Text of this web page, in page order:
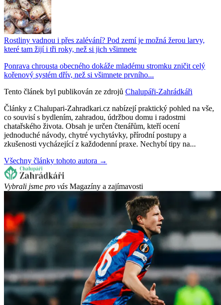
Rostliny vadnou i přes zalévání? Pod zemí je možná žerou larvy,
které tam žijí i tři roky, než si jich všimnete
Ponrava chrousta obecného dokáže mladému stromku zničit celý
kořenový systém dřív, než si všimnete prvního...
Tento článek byl publikován ze zdrojů Chalupáři-Zahrádkáři
Články z Chalupari-Zahradkari.cz nabízejí praktický pohled na vše,
co souvisí s bydlením, zahradou, údržbou domu i radostmi
chatařského života. Obsah je určen čtenářům, kteří ocení
jednoduché návody, chytré vychytávky, přírodní postupy a
zkušenosti vycházející z každodenní praxe. Nechybí tipy na...
Všechny články tohoto autora →
Vybrali jsme pro vás Magazíny a zajímavosti